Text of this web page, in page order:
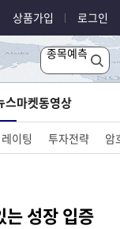
상품가입 로그인
종목예측
스마켓동영상
이팅 투자전략 암
는 성장 입증